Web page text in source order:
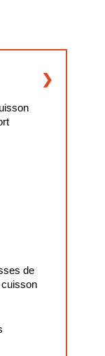
de
cuisson